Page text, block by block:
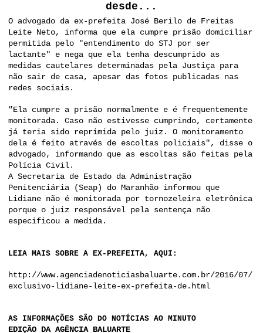
desde...
O advogado da ex-prefeita José Berilo de Freitas
Leite Neto, informa que ela cumpre prisão domiciliar
permitida pelo "entendimento do STJ por ser
lactante" e nega que ela tenha descumprido as
medidas cautelares determinadas pela Justiça para
não sair de casa, apesar das fotos publicadas nas
redes sociais.
"Ela cumpre a prisão normalmente e é frequentemente
monitorada. Caso não estivesse cumprindo, certamente
já teria sido reprimida pelo juiz. O monitoramento
dela é feito através de escoltas policiais", disse o
advogado, informando que as escoltas são feitas pela
Polícia Civil.
A Secretaria de Estado da Administração
Penitenciária (Seap) do Maranhão informou que
Lidiane não é monitorada por tornozeleira eletrônica
porque o juiz responsável pela sentença não
especificou a medida.
LEIA MAIS SOBRE A EX-PREFEITA, AQUI:
http://www.agenciadenoticiasbaluarte.com.br/2016/07/
exclusivo-lidiane-leite-ex-prefeita-de.html
AS INFORMAÇÕES SÃO DO NOTÍCIAS AO MINUTO
EDIÇÃO DA AGÊNCIA BALUARTE